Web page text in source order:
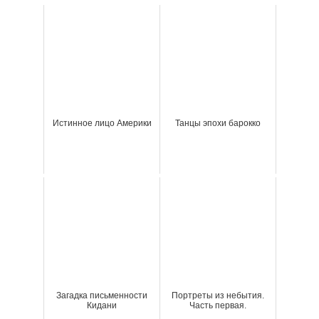
Истинное лицо Америки Танцы эпохи барокко
Загадка письменности
Кидани
Портреты из небытия.
Часть первая.